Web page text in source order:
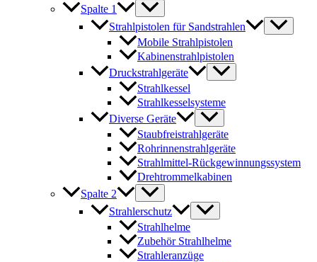
Spalte 1
Strahlpistolen für Sandstrahlen
Mobile Strahlpistolen
Kabinenstrahlpistolen
Druckstrahlgeräte
Strahlkessel
Strahlkesselsysteme
Diverse Geräte
Staubfreistrahlgeräte
Rohrinnenstrahlgeräte
Strahlmittel-Rückgewinnungssystem
Drehtrommelkabinen
Spalte 2
Strahlerschutz
Strahlhelme
Zubehör Strahlhelme
Strahleranzüge